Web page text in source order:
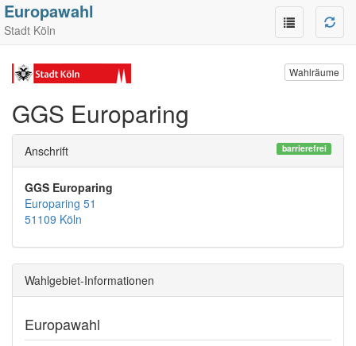
Europawahl
Stadt Köln
Wahlräume
GGS Europaring
Anschrift barrierefrei
GGS Europaring
Europaring 51
51109 Köln
Wahlgebiet-Informationen
Europawahl